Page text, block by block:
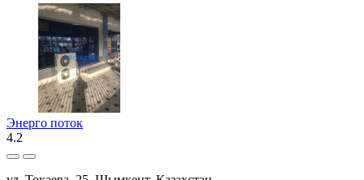
Энерго поток
4.2